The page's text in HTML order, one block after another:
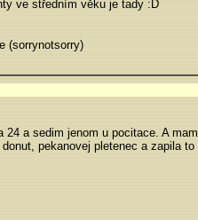
ve středním věku je tady :D
(sorrynotsorry)
a sedim jenom u pocitace. A
pekanovej pletenec a zapila